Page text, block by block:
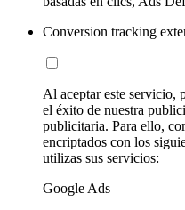
Conversion tracking
Al aceptar este servicio,
el éxito de nuestra
publicitaria. Para ello,
encriptados con los
utilizas sus servicios:
Google Ads